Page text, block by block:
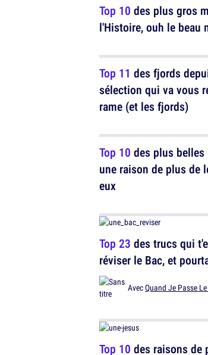
Top 10 des plus gros
l'Histoire, ouh le beau
Top 11 des fjords
sélection qui va vous
rame (et les fjords)
Top 10 des plus
une raison de plus de
eux
Top 23 des trucs qui
réviser le Bac, et
AvecQuand Je Passe
Top 10 des raisons de